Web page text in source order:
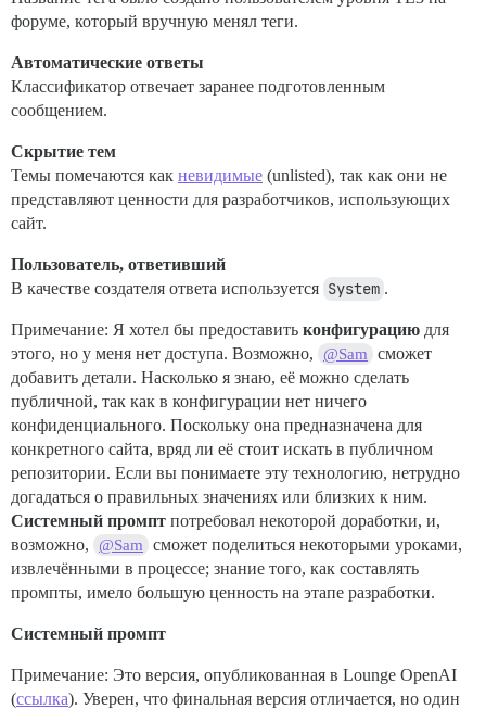
форуме, который вручную менял теги.
Автоматические ответы
Классификатор отвечает заранее подготовленным
сообщением.
Скрытие тем
Темы помечаются как невидимые (unlisted), так как они не
представляют ценности для разработчиков, использующих
сайт.
Пользователь, ответивший
В качестве создателя ответа используется System .
Примечание: Я хотел бы предоставить конфигурацию для
этого, но у меня нет доступа. Возможно,
@Sam
сможет
добавить детали. Насколько я знаю, её можно сделать
публичной, так как в конфигурации нет ничего
конфиденциального. Поскольку она предназначена для
конкретного сайта, вряд ли её стоит искать в публичном
репозитории. Если вы понимаете эту технологию, нетрудно
догадаться о правильных значениях или близких к ним.
Системный промпт потребовал некоторой доработки, и,
возможно,
@Sam
сможет поделиться некоторыми уроками,
извлечёнными в процессе; знание того, как составлять
промпты, имело большую ценность на этапе разработки.
Системный промпт
Примечание: Это версия, опубликованная в Lounge OpenAI
(ссылка). Уверен, что финальная версия отличается, но один